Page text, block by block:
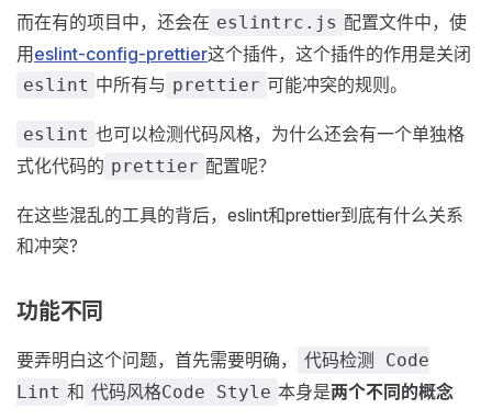
而在有的项目中，还会在 eslintrc.js 配置文件中，使
用 eslint-config-prettier这个插件，这个插件的作用是关闭
eslint 中所有与 prettier 可能冲突的规则。
eslint 也可以检测代码风格，为什么还会有一个单独格
式化代码的 prettier 配置呢？
在这些混乱的工具的背后，eslint和prettier到底有什么关系
和冲突?
功能不同
要弄明白这个问题，首先需要明确，
代码检测 Code
Lint 和 代码风格Code Style 本身是两个不同的概念